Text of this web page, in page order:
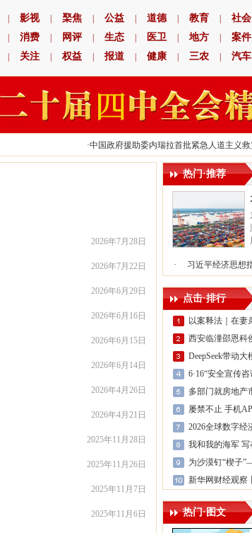
影视 棸焦 公益 道德 教育 社会
消费 网评 生态 医卫 地方 案件
关注 权益 报道 健康 三农 汽车
中国政府援助委内瑞拉首批紧急人道主义救灾
2026年7月28日
2026年7月22日
2026年6月29日
2026年6月16日
2026年6月15日
2026年6月14日
2026年4月26日
2026年4月21日
2025年11月28日
2025年11月26日
2025年11月7日
2025年11月6日
热门·推荐
· 习近平经济思想
点击·排行
以案释法｜在妻
西安临潼邵恩科
DeepSeek带动大
6·16“安全宣传
多部门就房地产
屡禁不止 手机
2026全球数字经
我和我的海军 写
为沙漠钉“楔子
新华网财经观察
热门·图文